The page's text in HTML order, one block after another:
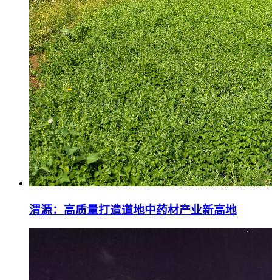
渭源：高质量打造道地中药材产业新高地